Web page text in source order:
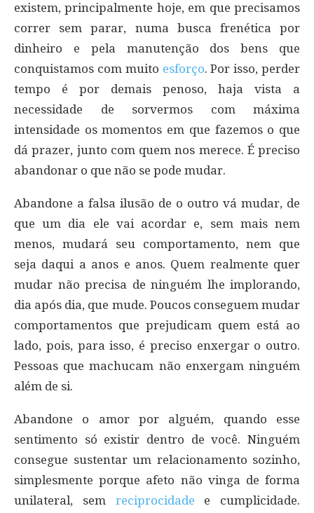
existem, principalmente hoje, em que precisamos
correr sem parar, numa busca frenética por
dinheiro e pela manutenção dos bens que
conquistamos com muito esforço. Por isso, perder
tempo é por demais penoso, haja vista a
necessidade de sorvermos com máxima
intensidade os momentos em que fazemos o que
dá prazer, junto com quem nos merece. É preciso
abandonar o que não se pode mudar.
Abandone a falsa ilusão de o outro vá mudar, de
que um dia ele vai acordar e, sem mais nem
menos, mudará seu comportamento, nem que
seja daqui a anos e anos. Quem realmente quer
mudar não precisa de ninguém lhe implorando,
dia após dia, que mude. Poucos conseguem mudar
comportamentos que prejudicam quem está ao
lado, pois, para isso, é preciso enxergar o outro.
Pessoas que machucam não enxergam ninguém
além de si.
Abandone o amor por alguém, quando esse
sentimento só existir dentro de você. Ninguém
consegue sustentar um relacionamento sozinho,
simplesmente porque afeto não vinga de forma
unilateral, sem reciprocidade e cumplicidade.